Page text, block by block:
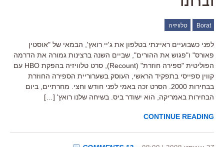
Borat טלוויזיה
לפני כשבועיים ראיינתי בטלפון את ג'יי רואץ', הבמאי של "אוסטין
פאורס" ו"פגוש את ההורים", שביים השנה ברצינות גמורה את הדרמה
הפוליטית "ספירה חוזרת" (Recount), סרט טלוויזיה בהפקת HBO עם
קווין ספייסי בתפקיד הראשי, העוסק בשערוריית הספירה החוזרת
בבחירות 2000. הסרט זכה באמי לפני חודש וחצי. מחרתיים, ביום
הבחירות באמריקה, הוא ישודר ביס. בשיחה שלנו רואץ' […]
CONTINUE READING